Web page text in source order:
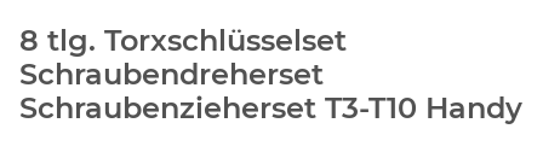
8 tlg. Torxschlüsselset
Schraubendreherset
Schraubenzieherset T3-T10 Handy